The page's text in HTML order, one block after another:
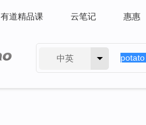
有道精品课 云笔记 惠惠
中英